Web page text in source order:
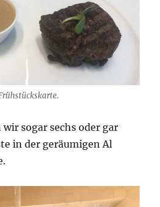
sogar sechs oder gar
in der geräumigen Al